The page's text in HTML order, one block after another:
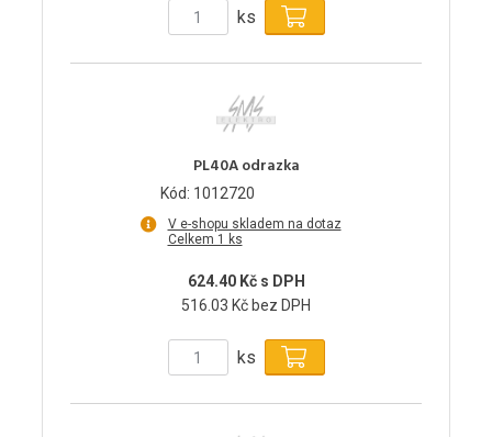
ks
PL40A odrazka
Kód: 1012720
V e-shopu skladem na dotaz
Celkem 1 ks
624.40 Kč s DPH
516.03 Kč bez DPH
ks